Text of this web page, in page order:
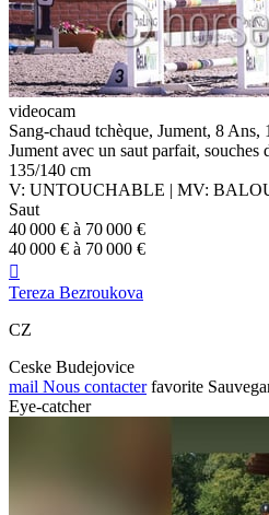
videocam
Sang-chaud tchèque, Jument, 8 Ans,
Jument avec un saut parfait,
135/140 cm
V: UNTOUCHABLE | MV:
Saut
40 000 € à 70 000 €
40 000 € à 70 000 €

Tereza Bezroukova
CZ
Ceske Budejovice
mail Nous contacter favorite
Eye-catcher